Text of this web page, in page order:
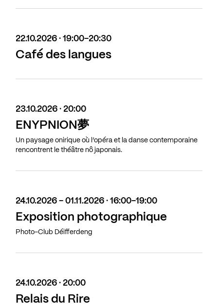
22.10.2026 · 19:00-20:30
Café des langues
23.10.2026 · 20:00
ENYPNION夢
Un paysage onirique où l’opéra et la danse contemporaine
rencontrent le théâtre nô japonais.
24.10.2026 - 01.11.2026 · 16:00-19:00
Exposition photographique
Photo-Club Déifferdeng
24.10.2026 · 20:00
Relais du Rire